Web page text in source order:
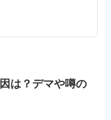
は？デマや噂の